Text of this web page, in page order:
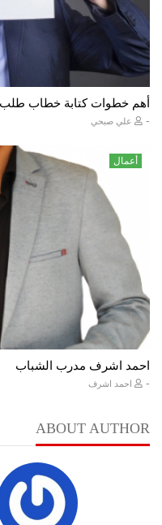
أهم خطوات كتابة خطاب
- علي صبحي
أعمال
احمد اشرف مدرب الشباب
- احمد اشرف
ABOUT AUTHOR